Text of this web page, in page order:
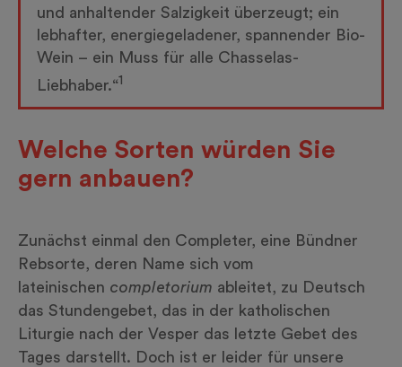
und anhaltender Salzigkeit überzeugt; ein
lebhafter, energiegeladener, spannender Bio-
Wein – ein Muss für alle Chasselas-
Liebhaber.“1
Welche Sorten würden Sie
gern anbauen?
Zunächst einmal den Completer, eine Bündner
Rebsorte, deren Name sich vom
lateinischen completorium ableitet, zu Deutsch
das Stundengebet, das in der katholischen
Liturgie nach der Vesper das letzte Gebet des
Tages darstellt. Doch ist er leider für unsere